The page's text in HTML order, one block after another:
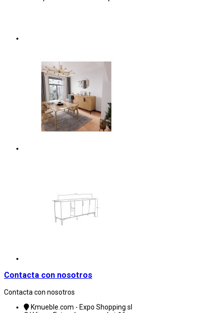
Contacta con nosotros
Contacta con nosotros
Kmueble.com - Expo Shopping sl